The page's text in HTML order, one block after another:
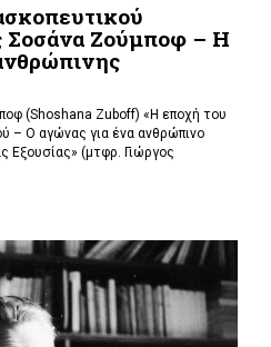
Σοσάνα Ζούμποφ – Η
(Shoshana Zuboff) «Η εποχή του
– Ο αγώνας για ένα ανθρώπινο
Εξουσίας» (μτφρ. Γιώργος